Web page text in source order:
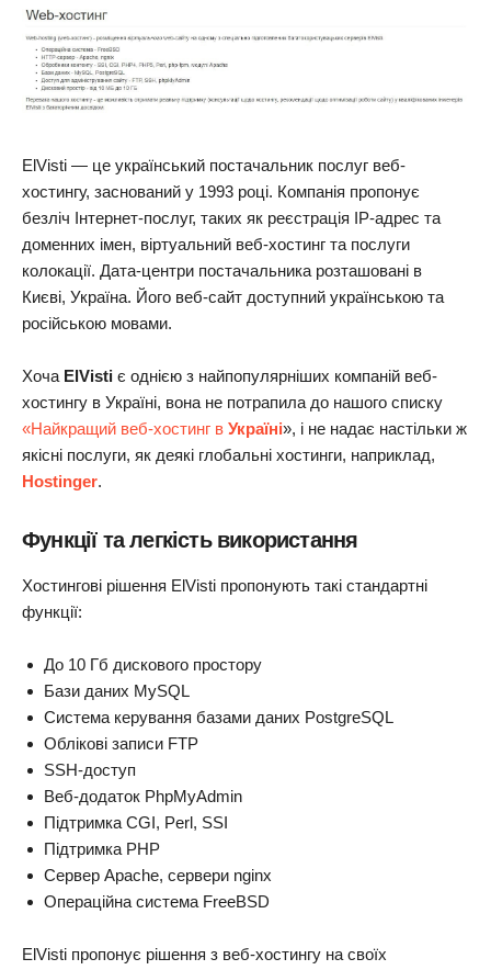
ElVisti — це український постачальник послуг веб-
хостингу, заснований у 1993 році. Компанія пропонує
безліч Інтернет-послуг, таких як реєстрація IP-адрес та
доменних імен, віртуальний веб-хостинг та послуги
колокації. Дата-центри постачальника розташовані в
Києві, Україна. Його веб-сайт доступний українською та
російською мовами.
Хоча ElVisti є однією з найпопулярніших компаній веб-
хостингу в Україні, вона не потрапила до нашого списку
«Найкращий веб-хостинг в Україні», і не надає настільки ж
якісні послуги, як деякі глобальні хостинги, наприклад,
Hostinger.
Функції та легкість використання
Хостингові рішення ElVisti пропонують такі стандартні
функції:
До 10 Гб дискового простору
Бази даних MySQL
Система керування базами даних PostgreSQL
Облікові записи FTP
SSH-доступ
Веб-додаток PhpMyAdmin
Підтримка CGI, Perl, SSI
Підтримка PHP
Сервер Apache, сервери nginx
Операційна система FreeBSD
ElVisti пропонує рішення з веб-хостингу на своїх